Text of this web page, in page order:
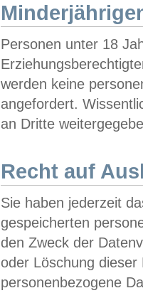
Personen unter 18
werden keine
angefordert.
an Dritte
Recht auf
Sie haben jederzeit
gespeicherten
den Zweck der
oder Löschung
personenbezogene